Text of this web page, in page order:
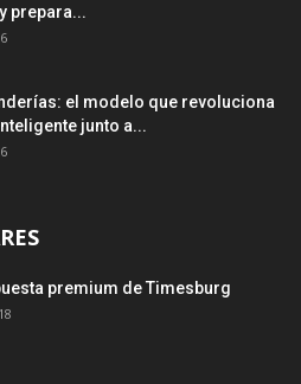
prepara...
el modelo que revoluciona
junto a...
premium de Timesburg